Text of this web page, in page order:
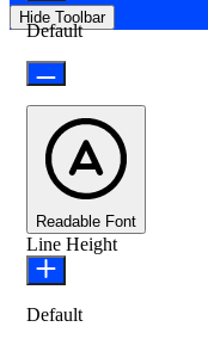
Hide Toolbar
Default
Readable Font
Line Height
Default